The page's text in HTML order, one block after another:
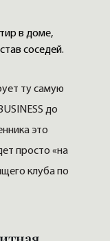
в доме,
соседей.
ту самую
до
это
просто «на
клуба по